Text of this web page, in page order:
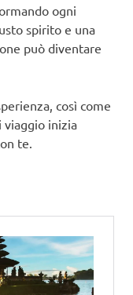
ogni
spirito e una
può diventare
così come
viaggio inizia
te.